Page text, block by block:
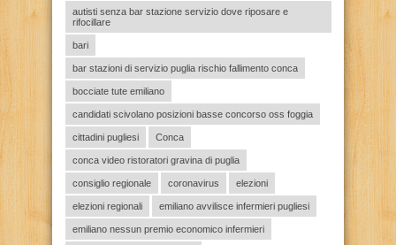
autisti senza bar stazione servizio dove riposare e
rifocillare
bari
bar stazioni di servizio puglia rischio fallimento conca
bocciate tute emiliano
candidati scivolano posizioni basse concorso oss foggia
cittadini pugliesi Conca
conca video ristoratori gravina di puglia
consiglio regionale coronavirus elezioni
elezioni regionali emiliano avvilisce infermieri pugliesi
emiliano nessun premio economico infermieri